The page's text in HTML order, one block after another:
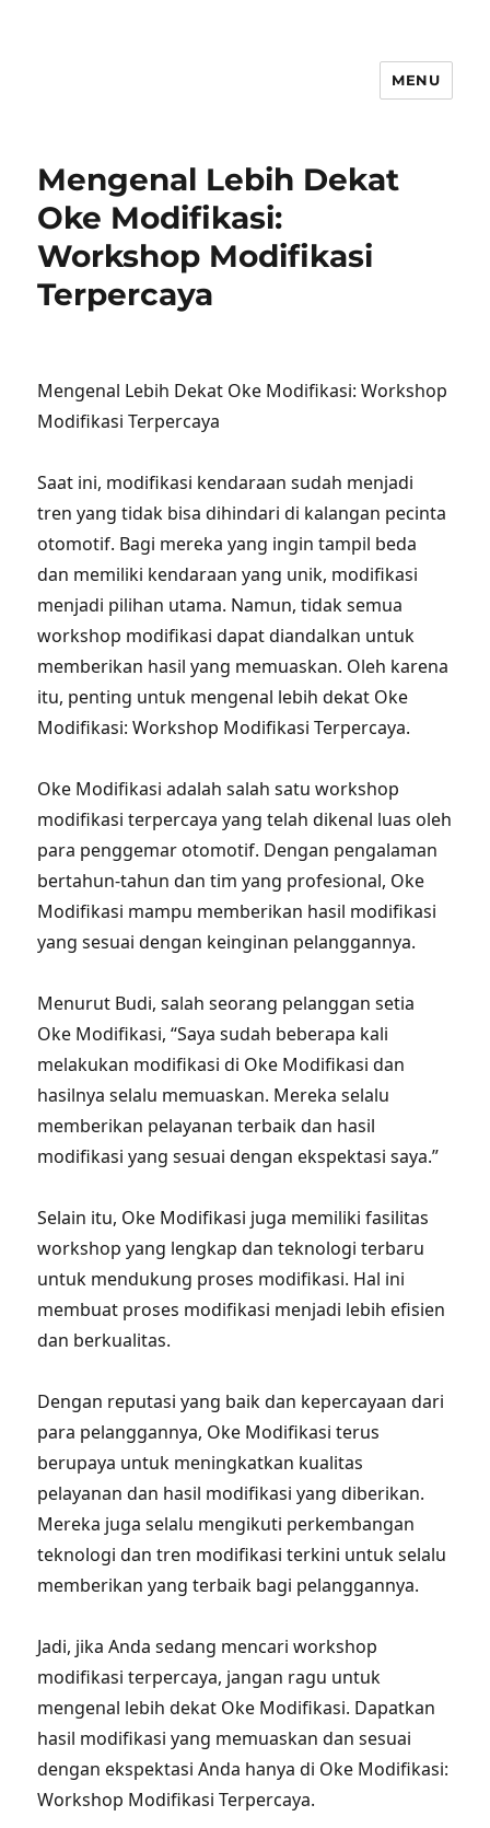
MENU
Mengenal Lebih Dekat
Oke Modifikasi:
Workshop Modifikasi
Terpercaya
Mengenal Lebih Dekat Oke Modifikasi: Workshop
Modifikasi Terpercaya
Saat ini, modifikasi kendaraan sudah menjadi
tren yang tidak bisa dihindari di kalangan pecinta
otomotif. Bagi mereka yang ingin tampil beda
dan memiliki kendaraan yang unik, modifikasi
menjadi pilihan utama. Namun, tidak semua
workshop modifikasi dapat diandalkan untuk
memberikan hasil yang memuaskan. Oleh karena
itu, penting untuk mengenal lebih dekat Oke
Modifikasi: Workshop Modifikasi Terpercaya.
Oke Modifikasi adalah salah satu workshop
modifikasi terpercaya yang telah dikenal luas oleh
para penggemar otomotif. Dengan pengalaman
bertahun-tahun dan tim yang profesional, Oke
Modifikasi mampu memberikan hasil modifikasi
yang sesuai dengan keinginan pelanggannya.
Menurut Budi, salah seorang pelanggan setia
Oke Modifikasi, “Saya sudah beberapa kali
melakukan modifikasi di Oke Modifikasi dan
hasilnya selalu memuaskan. Mereka selalu
memberikan pelayanan terbaik dan hasil
modifikasi yang sesuai dengan ekspektasi saya.”
Selain itu, Oke Modifikasi juga memiliki fasilitas
workshop yang lengkap dan teknologi terbaru
untuk mendukung proses modifikasi. Hal ini
membuat proses modifikasi menjadi lebih efisien
dan berkualitas.
Dengan reputasi yang baik dan kepercayaan dari
para pelanggannya, Oke Modifikasi terus
berupaya untuk meningkatkan kualitas
pelayanan dan hasil modifikasi yang diberikan.
Mereka juga selalu mengikuti perkembangan
teknologi dan tren modifikasi terkini untuk selalu
memberikan yang terbaik bagi pelanggannya.
Jadi, jika Anda sedang mencari workshop
modifikasi terpercaya, jangan ragu untuk
mengenal lebih dekat Oke Modifikasi. Dapatkan
hasil modifikasi yang memuaskan dan sesuai
dengan ekspektasi Anda hanya di Oke Modifikasi:
Workshop Modifikasi Terpercaya.